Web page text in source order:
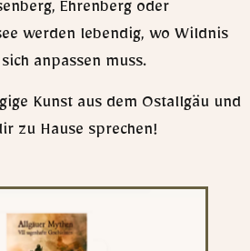
Ehrenberg oder
werden lebendig, wo Wildnis
anpassen muss.
Kunst aus dem Ostallgäu und
zu Hause sprechen!